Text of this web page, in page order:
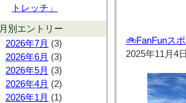
トレッチ」
月別エントリー
2026年7月 (3)
2026年6月 (3)
2026年5月 (3)
2026年4月 (2)
2026年1月 (1)
🚲FanFunス
2025年11月4